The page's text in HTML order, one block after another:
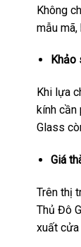
Không
mẫu
Khảo
Khi lựa
kính cần
Glass
Giá
Trên thị
Thủ Đô
xuất